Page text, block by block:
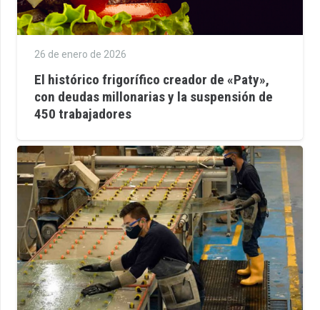
26 de enero de 2026
El histórico frigorífico creador de «Paty»,
con deudas millonarias y la suspensión de
450 trabajadores